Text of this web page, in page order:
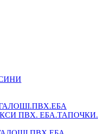
ПВХ. ЕБА.ТАПОЧКИ.